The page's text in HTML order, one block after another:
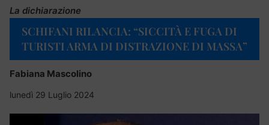
La dichiarazione
SCHIFANI RILANCIA: “SICCITÀ E FUGA DI
TURISTI ARMA DI DISTRAZIONE DI MASSA”
Fabiana Mascolino
lunedì 29 Luglio 2024